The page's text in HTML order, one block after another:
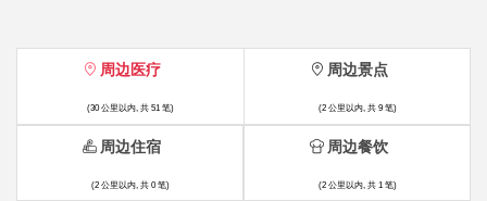
周边医疗
(30 公里以内, 共 51 笔)
周边景点
(2 公里以内, 共 9 笔)
周边住宿
(2 公里以内, 共 0 笔)
周边餐饮
(2 公里以内, 共 1 笔)